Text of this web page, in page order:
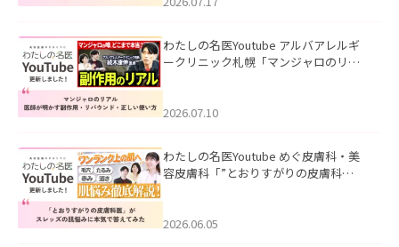
わたしの名医Youtube アルバアレルギ
ークリニック札幌「マンジャロのリア
た。
2026.07.10
わたしの名医Youtube めぐ皮膚科・美
容皮膚科「”とおりすがりの皮膚科
2026.06.05